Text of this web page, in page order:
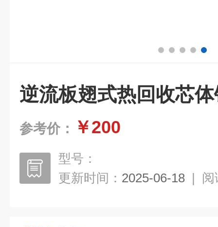
逆流板翅式热回收芯
参考价： ￥200
型号：
更新时间： 2025-06-18 | 阅